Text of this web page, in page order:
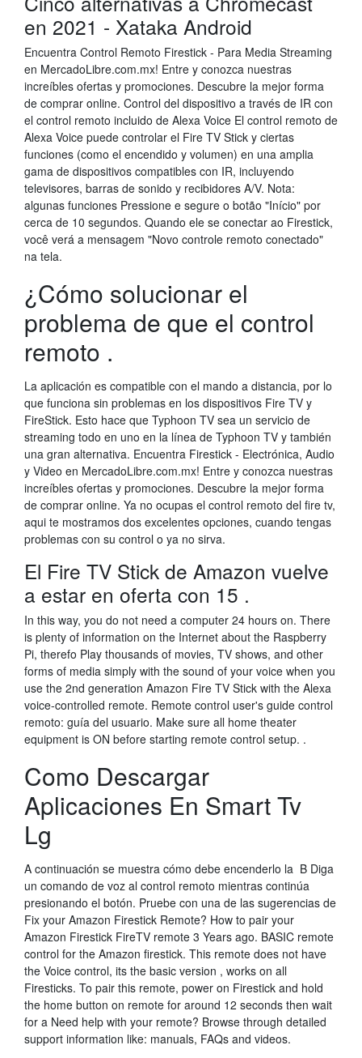
en 2021 - Xataka Android
Encuentra Control Remoto Firestick - Para Media Streaming
en MercadoLibre.com.mx! Entre y conozca nuestras
increíbles ofertas y promociones. Descubre la mejor forma
de comprar online. Control del dispositivo a través de IR con
el control remoto incluido de Alexa Voice El control remoto de
Alexa Voice puede controlar el Fire TV Stick y ciertas
funciones (como el encendido y volumen) en una amplia
gama de dispositivos compatibles con IR, incluyendo
televisores, barras de sonido y recibidores A/V. Nota:
algunas funciones Pressione e segure o botão "Início" por
cerca de 10 segundos. Quando ele se conectar ao Firestick,
você verá a mensagem "Novo controle remoto conectado"
na tela.
¿Cómo solucionar el
problema de que el control
remoto .
La aplicación es compatible con el mando a distancia, por lo
que funciona sin problemas en los dispositivos Fire TV y
FireStick. Esto hace que Typhoon TV sea un servicio de
streaming todo en uno en la línea de Typhoon TV y también
una gran alternativa. Encuentra Firestick - Electrónica, Audio
y Video en MercadoLibre.com.mx! Entre y conozca nuestras
increíbles ofertas y promociones. Descubre la mejor forma
de comprar online. Ya no ocupas el control remoto del fire tv,
aqui te mostramos dos excelentes opciones, cuando tengas
problemas con su control o ya no sirva.
El Fire TV Stick de Amazon vuelve
a estar en oferta con 15 .
In this way, you do not need a computer 24 hours on. There
is plenty of information on the Internet about the Raspberry
Pi, therefo Play thousands of movies, TV shows, and other
forms of media simply with the sound of your voice when you
use the 2nd generation Amazon Fire TV Stick with the Alexa
voice-controlled remote. Remote control user's guide control
remoto: guía del usuario. Make sure all home theater
equipment is ON before starting remote control setup. .
Como Descargar
Aplicaciones En Smart Tv
Lg
A continuación se muestra cómo debe encenderlo la B Diga
un comando de voz al control remoto mientras continúa
presionando el botón. Pruebe con una de las sugerencias de
Fix your Amazon Firestick Remote? How to pair your
Amazon Firestick FireTV remote 3 Years ago. BASIC remote
control for the Amazon firestick. This remote does not have
the Voice control, its the basic version , works on all
Firesticks. To pair this remote, power on Firestick and hold
the home button on remote for around 12 seconds then wait
for a Need help with your remote? Browse through detailed
support information like: manuals, FAQs and videos.